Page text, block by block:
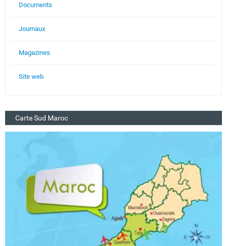
Documents
Journaux
Magazines
Site web
Carte Sud Maroc